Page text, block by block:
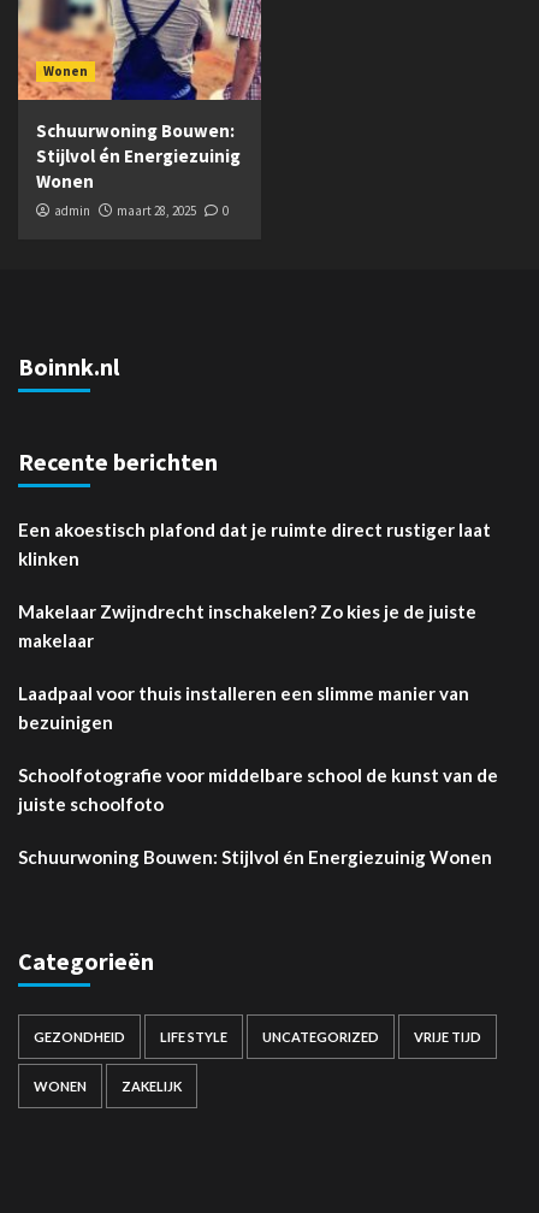
Wonen
Schuurwoning Bouwen:
Stijlvol én Energiezuinig
Wonen
admin maart 28, 2025 0
Boinnk.nl
Recente berichten
Een akoestisch plafond dat je ruimte direct rustiger laat
klinken
Makelaar Zwijndrecht inschakelen? Zo kies je de juiste
makelaar
Laadpaal voor thuis installeren een slimme manier van
bezuinigen
Schoolfotografie voor middelbare school de kunst van de
juiste schoolfoto
Schuurwoning Bouwen: Stijlvol én Energiezuinig Wonen
Categorieën
GEZONDHEID LIFE STYLE UNCATEGORIZED VRIJE TIJD
WONEN ZAKELIJK